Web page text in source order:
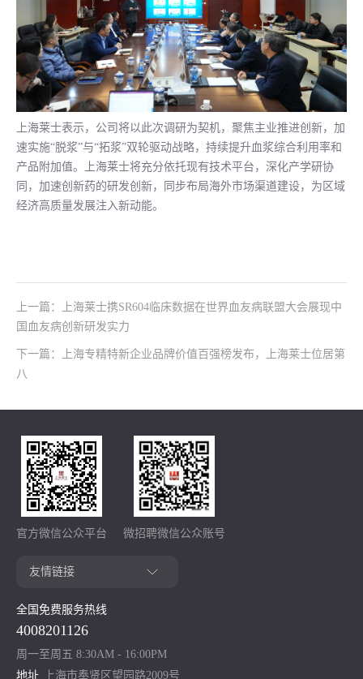
上海莱士表示，公司将以此次调研为契机，聚焦主业推进创新，加
速实施“脱浆”与“拓浆”双轮驱动战略，持续提升血浆综合利用率和
产品附加值。上海莱士将充分依托现有技术平台，深化产学研协
同，加速创新药的研发创新，同步布局海外市场渠道建设，为区域
经济高质量发展注入新动能。
上一篇：上海莱士携SR604临床数据在世界血友病联盟大会展现中
国血友病创新研发实力
下一篇：上海专精特新企业品牌价值百强榜发布，上海莱士位居第
八
官方微信公众平台 微招聘微信公众账号
全国免费服务热线
4008201126
周一至周五 8:30AM - 16:00PM
地址
上海市奉贤区望园路2009号